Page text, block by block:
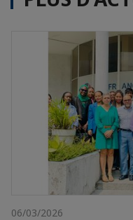
06/03/2026